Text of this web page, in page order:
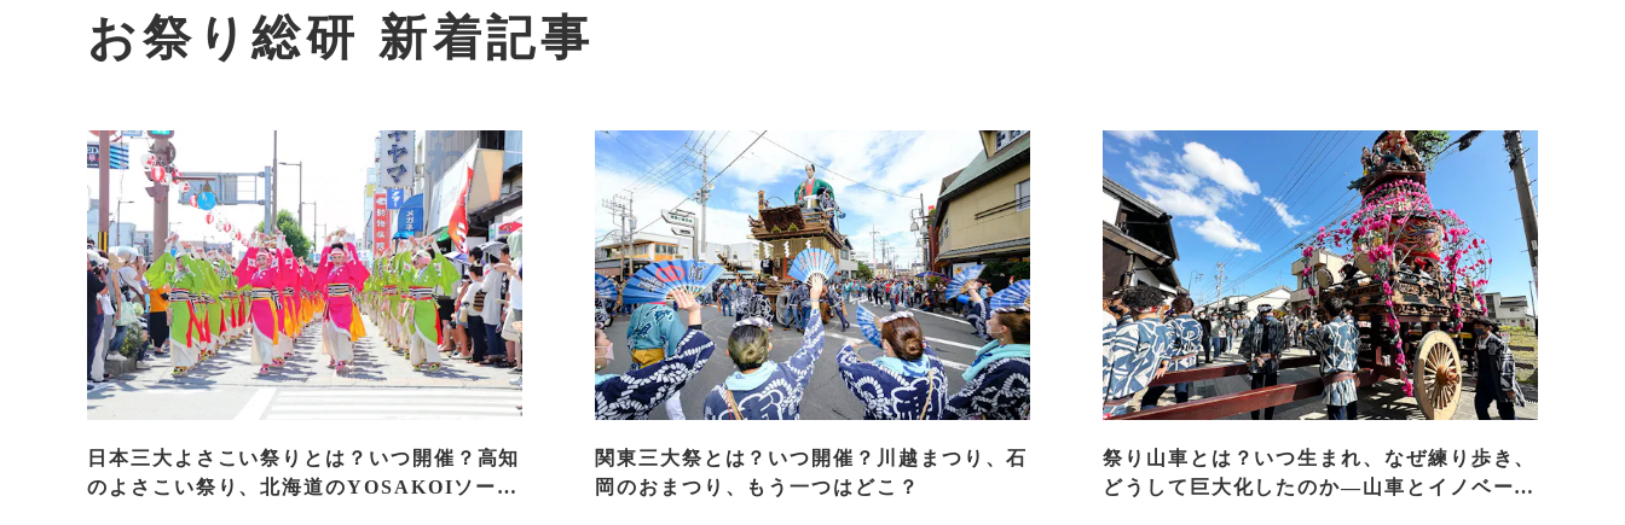
お祭り総研 新着記事
日本三大よさこい祭りとは？いつ開催？高知
のよさこい祭り、北海道のYOSAKOIソーラ
関東三大祭とは？いつ開催？川越まつり、石
岡のおまつり、もう一つはどこ？
祭り山車とは？いつ生まれ、なぜ練り歩き、
どうして巨大化したのか―山車とイノベーシ